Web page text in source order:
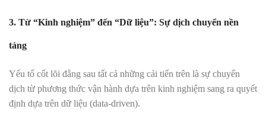
3. Từ “Kinh nghiệm” đến “Dữ liệu”: Sự dịch chuyển nền
tảng
Yếu tố cốt lõi đằng sau tất cả những cải tiến trên là sự chuyển
dịch từ phương thức vận hành dựa trên kinh nghiệm sang ra quyết
định dựa trên dữ liệu (data-driven).